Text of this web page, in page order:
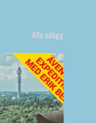
Alla inlägg